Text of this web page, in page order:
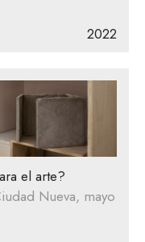
2022
el arte?
Nueva, mayo